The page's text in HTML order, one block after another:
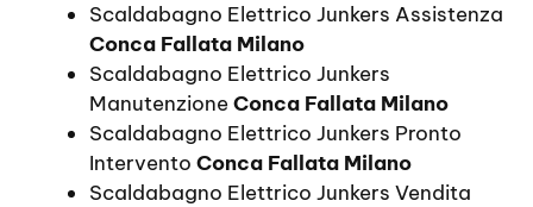
Scaldabagno Elettrico Junkers Assistenza
Conca Fallata Milano
Scaldabagno Elettrico Junkers
ManutenzioneConca Fallata Milano
Scaldabagno Elettrico Junkers Pronto
Intervento Conca Fallata Milano
Scaldabagno Elettrico Junkers Vendita